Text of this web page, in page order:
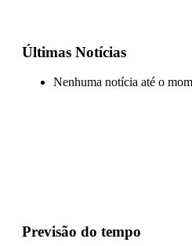
Últimas Notícias
Nenhuma notícia até o
Previsão do tempo